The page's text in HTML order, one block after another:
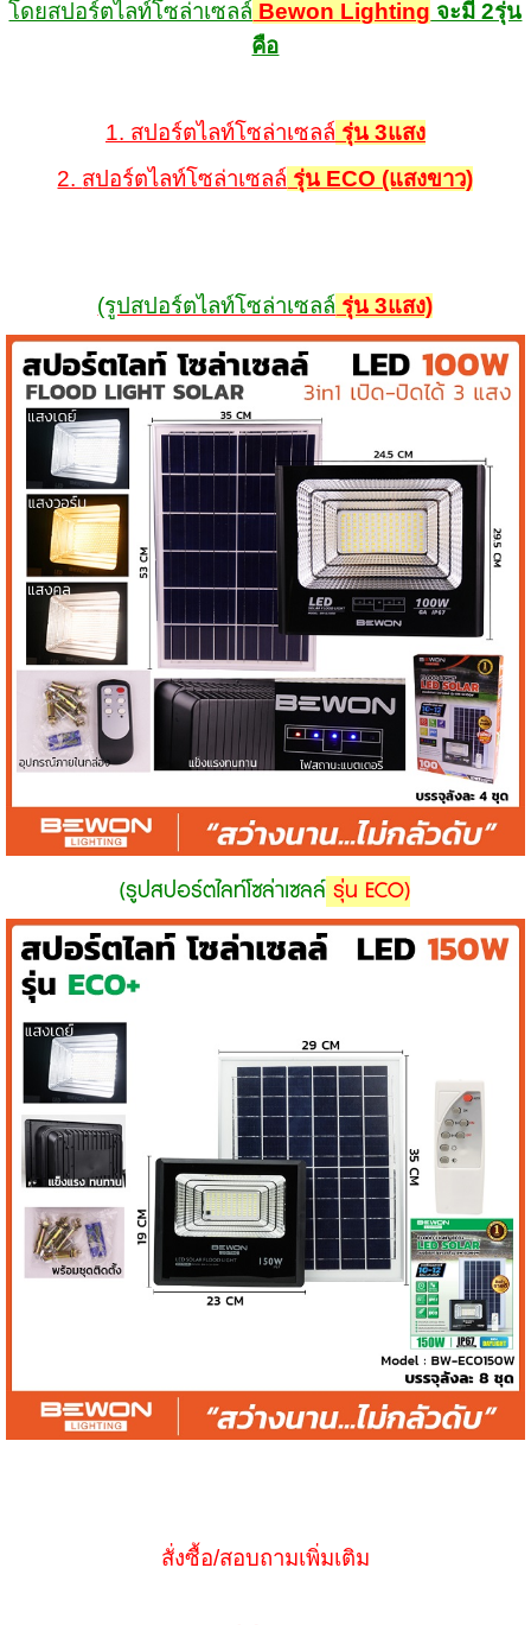
โดยสปอร์ตไลท์โซล่าเซลล์ Bewon Lighting จะมี 2รุ่น
คือ
1. สปอร์ตไลท์โซล่าเซลล์ รุ่น 3แสง
2. สปอร์ตไลท์โซล่าเซลล์ รุ่น ECO (แสงขาว)
(รูปสปอร์ตไลท์โซล่าเซลล์ รุ่น 3แสง)
(รูปสปอร์ตไลท์โซล่าเซลล์ รุ่น ECO)
สั่งซื้อ/สอบถามเพิ่มเติม